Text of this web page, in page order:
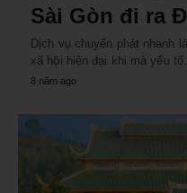
Sài Gòn đi ra
Dịch vụ chuyển phát nhanh
xã hội hiện đại khi mà yếu
8 năm ago